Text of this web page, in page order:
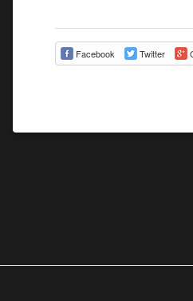
Facebook Twitter